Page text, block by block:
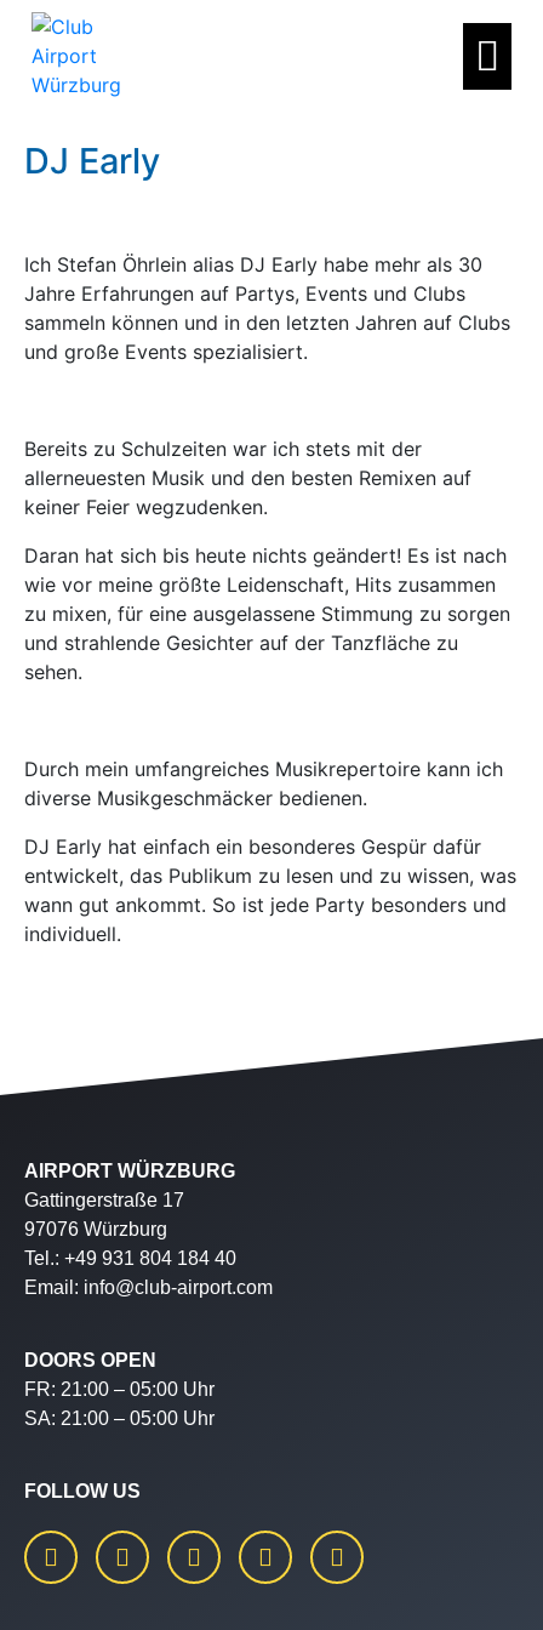
DJ Early
Ich Stefan Öhrlein alias DJ Early habe mehr als 30
Jahre Erfahrungen auf Partys, Events und Clubs
sammeln können und in den letzten Jahren auf Clubs
und große Events spezialisiert.
Bereits zu Schulzeiten war ich stets mit der
allerneuesten Musik und den besten Remixen auf
keiner Feier wegzudenken.
Daran hat sich bis heute nichts geändert! Es ist nach
wie vor meine größte Leidenschaft, Hits zusammen
zu mixen, für eine ausgelassene Stimmung zu sorgen
und strahlende Gesichter auf der Tanzfläche zu
sehen.
Durch mein umfangreiches Musikrepertoire kann ich
diverse Musikgeschmäcker bedienen.
DJ Early hat einfach ein besonderes Gespür dafür
entwickelt, das Publikum zu lesen und zu wissen, was
wann gut ankommt. So ist jede Party besonders und
individuell.
AIRPORT WÜRZBURG
Gattingerstraße 17
97076 Würzburg
Tel.: +49 931 804 184 40
Email: info@club-airport.com
DOORS OPEN
FR: 21:00 – 05:00 Uhr
SA: 21:00 – 05:00 Uhr
FOLLOW US